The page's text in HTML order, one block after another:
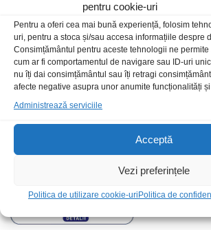
pentru cookie-uri
Pentru a oferi cea mai bună experiență, folosim
uri, pentru a stoca și/sau accesa informațiile despre
Consimțământul pentru aceste tehnologii ne
cum ar fi comportamentul de navigare sau ID-uri
nu îți dai consimțământul sau îți retragi
afecte negative asupra unor anumite funcționalități
Administrează serviciile
Acceptă
Vezi preferințele
Politica de utilizare cookie-uri Politica de
Informatii
Contact
Locatia magazinului